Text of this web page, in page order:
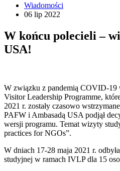
Wiadomości
06 lip 2022
W końcu polecieli –
USA!
W związku z pandemią COVID-19
Visitor Leadership Programme,
2021 r. zostały czasowo
PAFW i Ambasadą USA podjął
wersji programu. Temat wizyty
practices for NGOs”.
W dniach 17-28 maja 2021 r.
studyjnej w ramach IVLP dla 15